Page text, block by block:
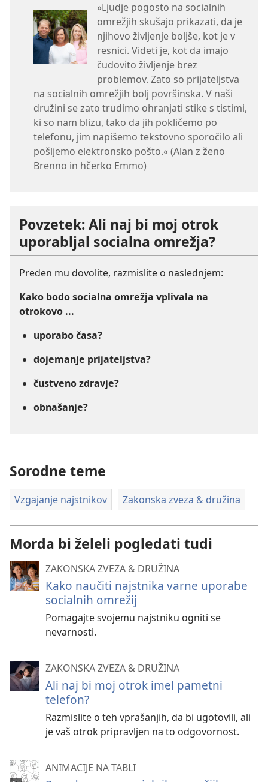
»Ljudje pogosto na socialnih
omrežjih skušajo prikazati, da je
njihovo življenje boljše, kot je v
resnici. Videti je, kot da imajo
čudovito življenje brez
problemov. Zato so prijateljstva
na socialnih omrežjih bolj površinska. V naši
družini se zato trudimo ohranjati stike s tistimi,
ki so nam blizu, tako da jih pokličemo po
telefonu, jim napišemo tekstovno sporočilo ali
pošljemo elektronsko pošto.« (Alan z ženo
Brenno in hčerko Emmo)
Povzetek: Ali naj bi moj otrok
uporabljal socialna omrežja?
Preden mu dovolite, razmislite o naslednjem:
Kako bodo socialna omrežja vplivala na
otrokovo ...
uporabo časa?
dojemanje prijateljstva?
čustveno zdravje?
obnašanje?
Sorodne teme
Vzgajanje najstnikov Zakonska zveza & družina
Morda bi želeli pogledati tudi
ZAKONSKA ZVEZA & DRUŽINA
Kako naučiti najstnika varne uporabe
socialnih omrežij
Pomagajte svojemu najstniku ogniti se
nevarnosti.
ZAKONSKA ZVEZA & DRUŽINA
Ali naj bi moj otrok imel pametni
telefon?
Razmislite o teh vprašanjih, da bi ugotovili, ali
je vaš otrok pripravljen na to odgovornost.
ANIMACIJE NA TABLI